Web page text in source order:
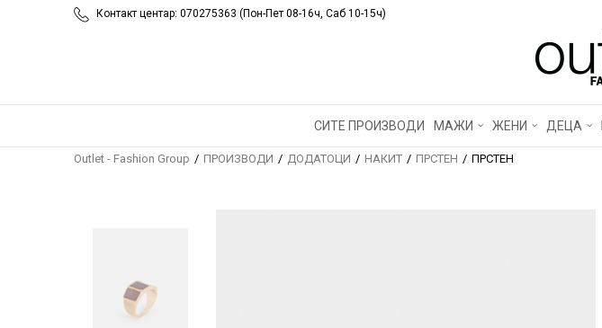
Контакт центар: 070275363 (Пон-Пет 08-16ч, Саб 10-15ч)
СИТЕ ПРОИЗВОДИ МАЖИ ЖЕНИ ДЕЦА
Outlet - Fashion Group ПРОИЗВОДИ ДОДАТОЦИ НАКИТ ПРСТЕН ПРСТЕН